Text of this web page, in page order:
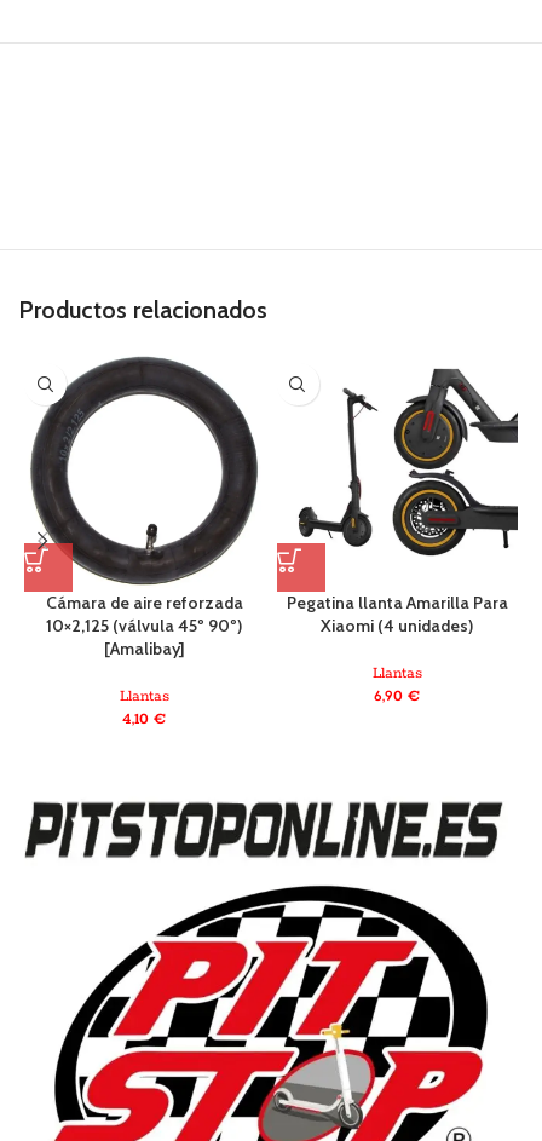
Productos relacionados
Cámara de aire reforzada
10×2,125 (válvula 45º 90º)
[Amalibay]
Llantas
4,10€
Pegatina llanta Amarilla Para
Xiaomi (4 unidades)
Llantas
6,90€